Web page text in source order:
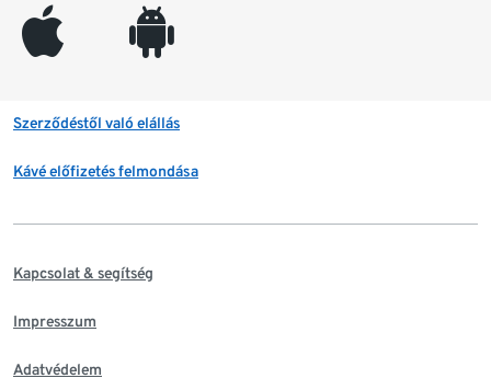
appleinc android
Szerződéstől való elállás
Kávé előfizetés felmondása
Kapcsolat & segítség
Impresszum
Adatvédelem